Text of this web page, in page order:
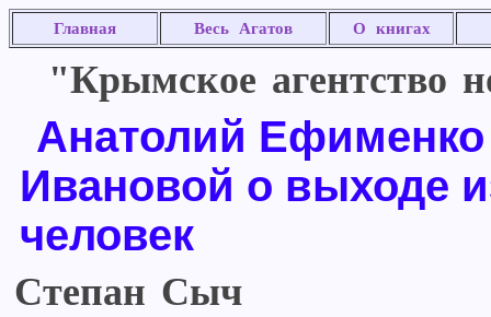
Главная Весь Агатов О книгах
"Крымское агентство
Анатолий Ефименко
Ивановой о выходе
человек
Степан Сыч